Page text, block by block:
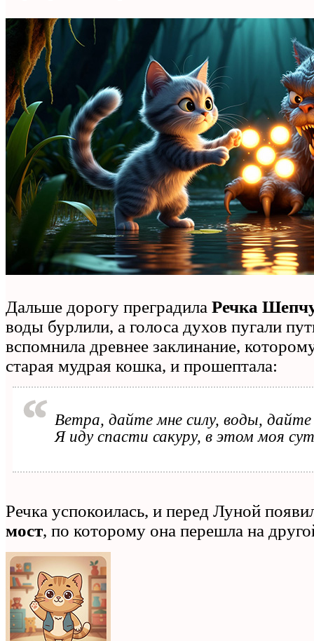
Дальше дорогу преградила Речка
воды бурлили, а голоса духов пугали
вспомнила древнее заклинание,
старая мудрая кошка, и прошептала:
Ветра, дайте мне силу, воды,
Я иду спасти сакуру, в этом моя
Речка успокоилась, и перед Луной
мост, по которому она перешла на